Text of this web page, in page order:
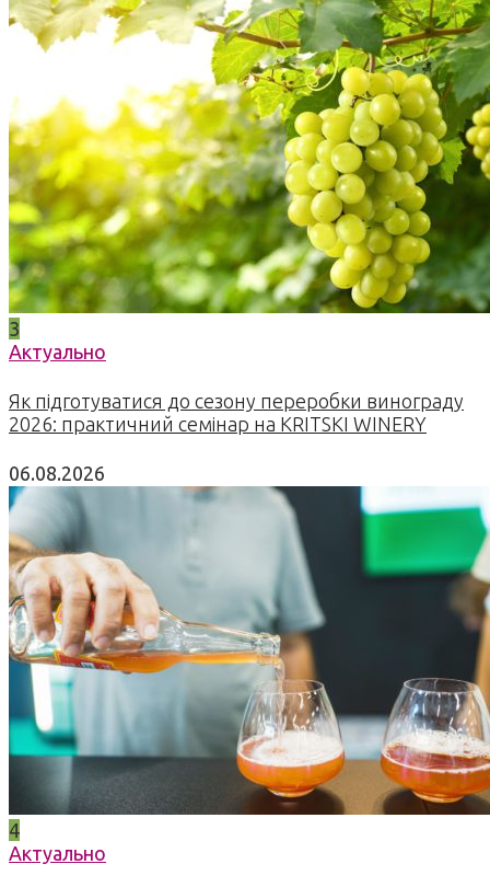
3
Актуально
Як підготуватися до сезону переробки винограду
2026: практичний семінар на KRITSKI WINERY
06.08.2026
4
Актуально